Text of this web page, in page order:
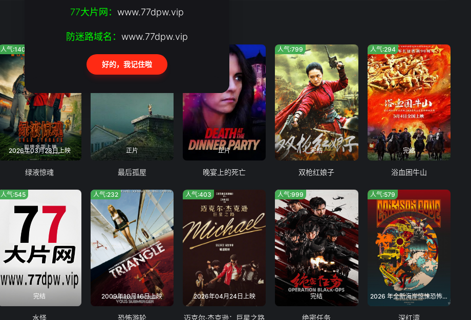
2026年03月28日上映
人气:140
绿液惊魂
正片
最后孤屋
正片
晚宴上的死亡
完结
人气:799
双枪红娘子
完结
人气:294
浴血困牛山
完结
人气:545
水怪
2009年10月16日上映
人气:232
恐怖游轮
2026年04月24日上映
人气:403
迈克尔·杰克逊：巨星之路
完结
人气:999
绝密任务
2026 年全新海岸惊悚恐怖电影,暂无院线引进计划
人气:579
深红湾
77大片网： www.77dpw.vip
防迷路域名： www.77dpw.vip
好的，我记住啦